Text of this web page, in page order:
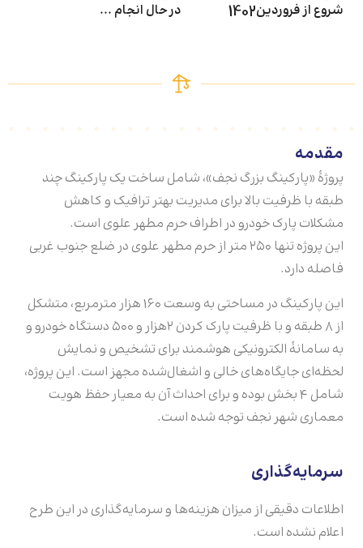
شروع از فروردین1402 در حال انجام ...
مقدمه
پروژۀ «پارکینگ بزرگ نجف»، شامل ساخت یک پارکینگ چند
طبقه با ظرفیت بالا برای مدیریت بهتر ترافیک و کاهش
مشکلات پارک خودرو در اطراف حرم مطهر علوی است.
این پروژه تنها ۲۵۰ متر از حرم مطهر علوی در ضلع جنوب غربی
فاصله دارد.
این پارکینگ در مساحتی به وسعت ۱۶۰ هزار مترمربع، متشکل
از ۸ طبقه و با ظرفیت پارک کردن ۲هزار و ۵۰۰ دستگاه خودرو و
به سامانۀ الکترونیکی هوشمند برای تشخیص و نمایش
لحظه‌ای جایگاه‌های خالی و اشغال‌شده مجهز است. این پروژه،
شامل ۴ بخش بوده و برای احداث آن به معیار حفظ هویت
معماری شهر نجف توجه شده است.
سرمایه‌گذاری
اطلاعات دقیقی از میزان هزینه‌ها و سرمایه‌گذاری در این طرح
اعلام نشده است.